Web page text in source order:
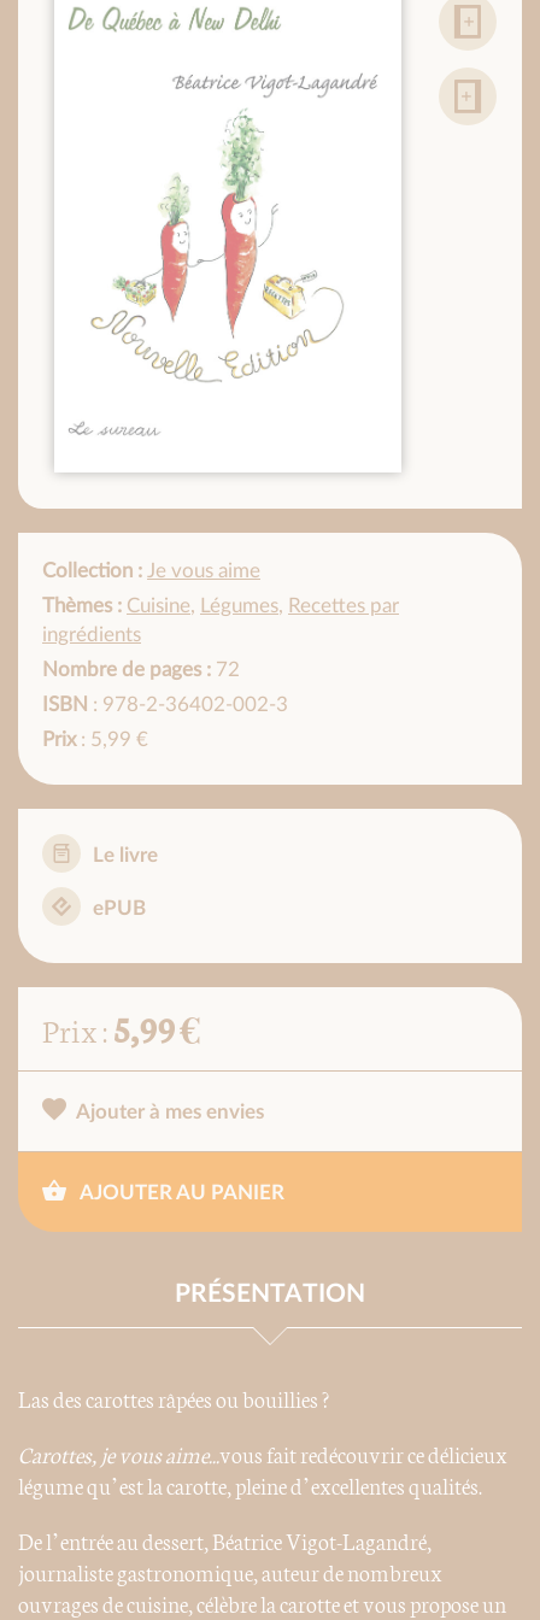
Collection : Je vous aime
Thèmes : Cuisine, Légumes, Recettes par
ingrédients
Nombre de pages : 72
ISBN : 978-2-36402-002-3
Prix: 5,99 €
Le livre
ePUB
Prix :5,99 €
Ajouter à mes envies
AJOUTER AU PANIER
PRÉSENTATION
Las des carottes râpées ou bouillies ?
Carottes, je vousaime...vous fait redécouvrir ce délicieux
légume qu’est la carotte, pleine d’excellentes qualités.
De l’entrée au dessert, Béatrice Vigot-Lagandré,
journaliste gastronomique, auteur de nombreux
ouvrages de cuisine, célèbre la carotte et vous propose un